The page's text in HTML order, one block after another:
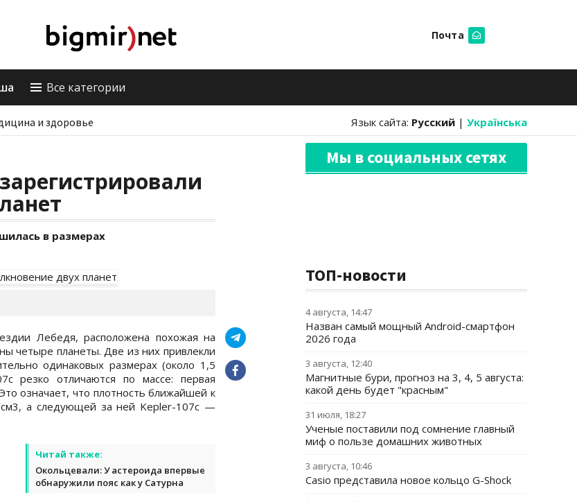
Почта
Все категории
и здоровье Язык сайта: Русский | Українська
в размерах
Лебедя, расположена похожая на
четыре планеты. Две из них привлекли
одинаковых размерах (около 1,5
резко отличаются по массе: первая
означает, что плотность ближайшей к
см3, а следующей за ней Kepler-107c —
Читай также:
Окольцевали: У астероида впервые
обнаружили пояс как у Сатурна
Мы в социальных сетях
ТОП-новости
4 августа, 14:47
Назван самый мощный Android-смартфон
2026 года
3 августа, 12:40
Магнитные бури, прогноз на 3, 4, 5 августа:
какой день будет "красным"
31 июля, 18:27
Ученые поставили под сомнение главный
миф о пользе домашних животных
3 августа, 10:46
Casio представила новое кольцо G-Shock